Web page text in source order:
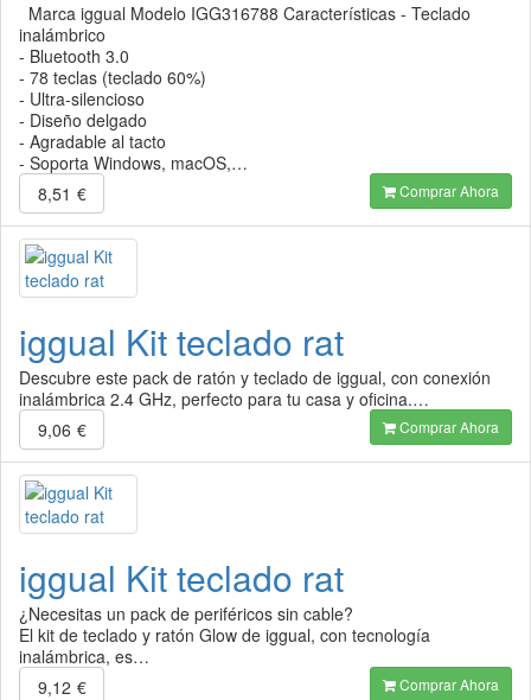
Marca iggual Modelo IGG316788 Características - Teclado
inalámbrico
- Bluetooth 3.0
- 78 teclas (teclado 60%)
- Ultra-silencioso
- Diseño delgado
- Agradable al tacto
- Soporta Windows, macOS,…
8,51 € Comprar Ahora
iggual Kit teclado rat
Descubre este pack de ratón y teclado de iggual, con conexión
inalámbrica 2.4 GHz, perfecto para tu casa y oficina.…
9,06 € Comprar Ahora
iggual Kit teclado rat
¿Necesitas un pack de periféricos sin cable?
El kit de teclado y ratón Glow de iggual, con tecnología
inalámbrica, es…
9,12 € Comprar Ahora